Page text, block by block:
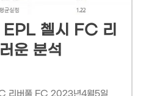
첼시 FC 리
운 분석